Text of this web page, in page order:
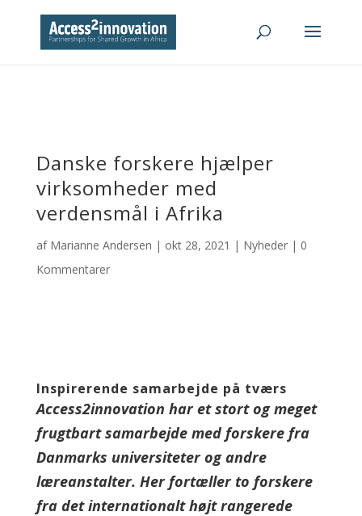
Danske forskere hjælper
virksomheder med
verdensmål i Afrika
af Marianne Andersen | okt 28, 2021 | Nyheder| 0
Kommentarer
Inspirerende samarbejde på tværs
Access2innovation har et stort og meget
frugtbart samarbejde med forskere fra
Danmarks universiteter og andre
læreanstalter. Her fortæller to forskere
fra det internationalt højt rangerede